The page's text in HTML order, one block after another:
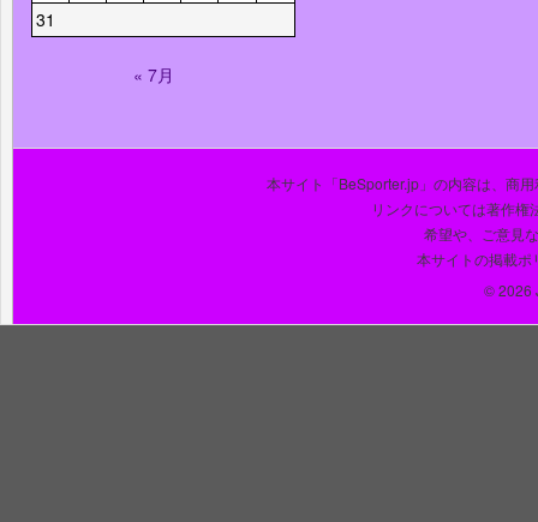
31
« 7月
本サイト「BeSporter.jp」の内容は、商
リンクについては著作権
希望や、ご意見
本サイトの掲載ポ
© 2026